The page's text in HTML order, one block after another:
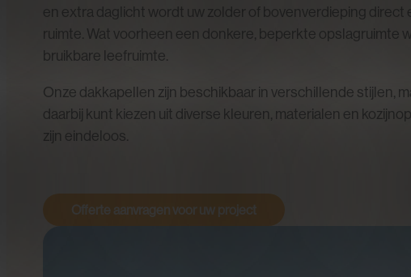
en extra daglicht wordt uw zolder of bovenverdieping direct
ruimte. Wat voorheen een donkere, beperkte opslagruimte
bruikbare leefruimte.
Onze dakkapellen zijn beschikbaar in verschillende stijlen,
daarbij kunt kiezen uit diverse kleuren, materialen en
zijn eindeloos.
Offerte aanvragen voor uw project